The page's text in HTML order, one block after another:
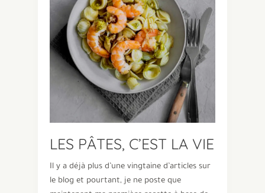
LES PÂTES, C’EST LA VIE
Il y a déjà plus d’une vingtaine d’articles sur
le blog et pourtant, je ne poste que